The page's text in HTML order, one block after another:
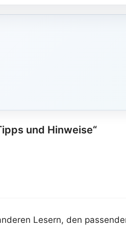
und Hinweise“
Lesern, den